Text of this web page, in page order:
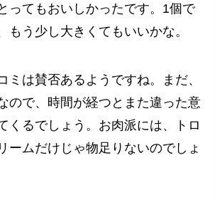
ってもおいしかったです。1個で
もう少し大きくてもいいかな。
ミは賛否あるようですね。まだ、
ので、時間が経つとまた違った意
くるでしょう。お肉派には、トロ
ームだけじゃ物足りないのでしょ